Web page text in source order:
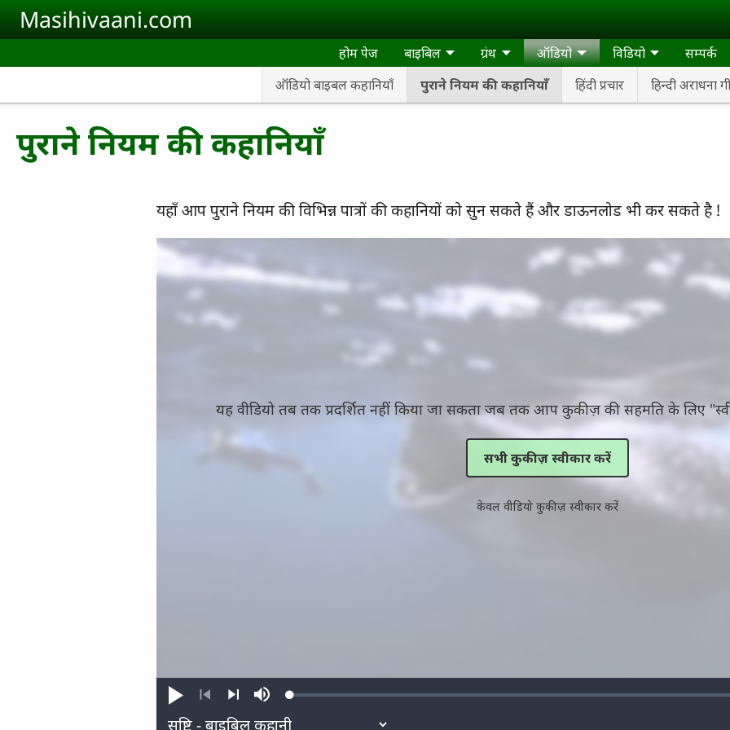
Skip to main content
Masihivaani.com
होम पेज बाइबिल ग्रंथ
ऑडियो
ऑडियो बाइबल कहानियाँ
पुराने नियम की कहानियाँ हिंदी प्रचार हिन्दी अराधना
विडियो सम्पर्क
पुराने नियम की कहानियाँ
यहाँ आप पुराने नियम की विभिन्न पात्रों की कहानियों को सुन सकते हैं और डाऊनलोड भी कर सकते है !
यह वीडियो तब तक प्रदर्शित नहीं किया जा सकता जब तक आप कुकीज़ की सहमति के लिए
सभी कुकीज़ स्वीकार करें
केवल वीडियो कुकीज़ स्वीकार करें
प्ले
पिछला अगला
म्यूट Loaded: